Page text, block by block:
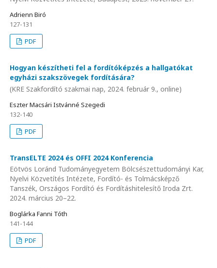
Adrienn Biró
127-131
PDF
Hogyan készítheti fel a fordítóképzés a hallgatókat
egyházi szakszövegek fordítására?
(KRE Szakfordító szakmai nap, 2024. február 9., online)
Eszter Macsári Istvánné Szegedi
132-140
PDF
TransELTE 2024 és OFFI 2024 Konferencia
Eötvös Loránd Tudományegyetem Bölcsészettudományi Kar,
Nyelvi Közvetítés Intézete, Fordító- és Tolmácsképző
Tanszék, Országos Fordító és Fordításhitelesítő Iroda Zrt.
2024. március 20–22.
Boglárka Fanni Tóth
141-144
PDF